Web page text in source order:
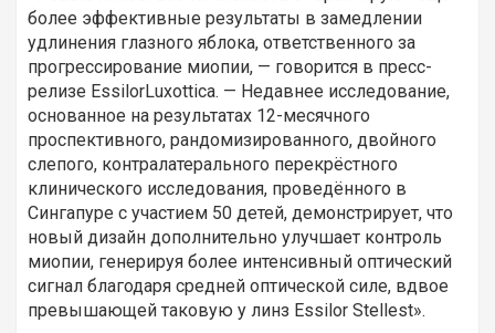
более эффективные результаты в замедлении
удлинения глазного яблока, ответственного за
прогрессирование миопии, — говорится в пресс-
релизе EssilorLuxottica. — Недавнее исследование,
основанное на результатах 12-месячного
проспективного, рандомизированного, двойного
слепого, контралатерального перекрёстного
клинического исследования, проведённого в
Сингапуре с участием 50 детей, демонстрирует, что
новый дизайн дополнительно улучшает контроль
миопии, генерируя более интенсивный оптический
сигнал благодаря средней оптической силе, вдвое
превышающей таковую у линз Essilor Stellest».